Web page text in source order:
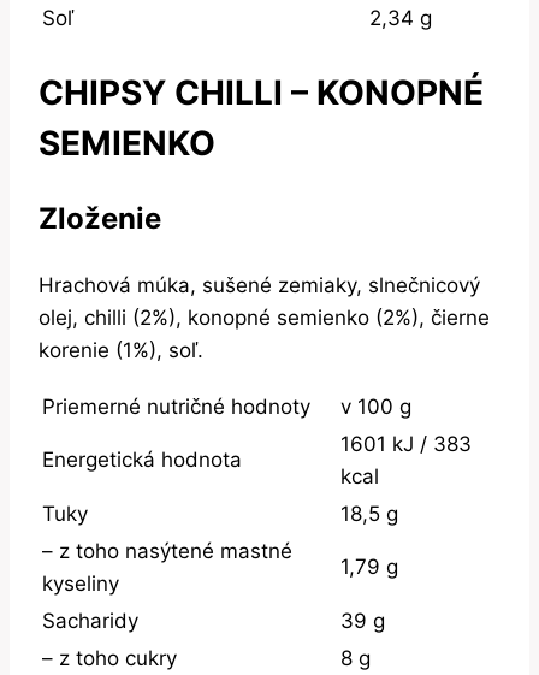
Soľ
2,34 g
CHIPSY CHILLI – KONOPNÉ
SEMIENKO
Zloženie
Hrachová múka, sušené zemiaky, slnečnicový
olej, chilli (2%), konopné semienko (2%), čierne
korenie (1%), soľ.
Priemerné nutričné hodnoty v 100 g
Energetická hodnota
1601 kJ / 383
kcal
Tuky
18,5 g
– z toho nasýtené mastné
kyseliny
1,79 g
Sacharidy
39 g
– z toho cukry
8 g